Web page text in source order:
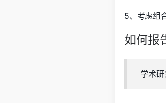
5、考虑组
如何报
学术